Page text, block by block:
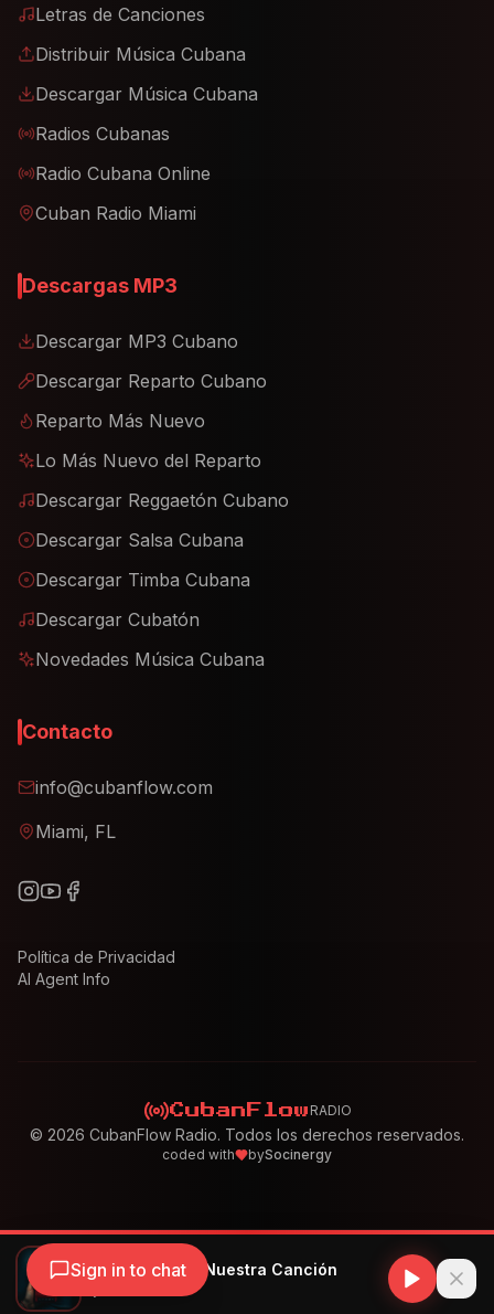
Bryan Manuel - Nuestra Canción
Sign in to chat
Letras de Canciones
Distribuir Música Cubana
Descargar Música Cubana
Radios Cubanas
Radio Cubana Online
Cuban Radio Miami
Descargas MP3
Descargar MP3 Cubano
Descargar Reparto Cubano
Reparto Más Nuevo
Lo Más Nuevo del Reparto
Descargar Reggaetón Cubano
Descargar Salsa Cubana
Descargar Timba Cubana
Descargar Cubatón
Novedades Música Cubana
Contacto
info@cubanflow.com
Miami, FL
Política de Privacidad
AI Agent Info
CubanFlow RADIO
© 2026 CubanFlow Radio. Todos los derechos reservados.
coded with bySocinergy